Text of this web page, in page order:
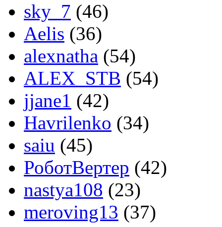
sky_7 (46)
Aelis (36)
alexnatha (54)
ALEX_STB (54)
jjane1 (42)
Havrilenko (34)
saiu (45)
РоботВертер (42)
nastya108 (23)
meroving13 (37)